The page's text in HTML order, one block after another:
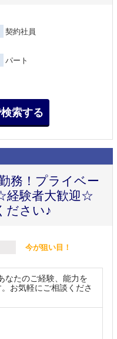
契約社員
パート
務！プライベー
経験者大歓迎☆
ださい♪
今が狙い目！
なたのご経験、能力を
お気軽にご相談くださ